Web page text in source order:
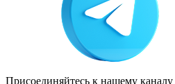
Присоединяйтесь к нашему каналу